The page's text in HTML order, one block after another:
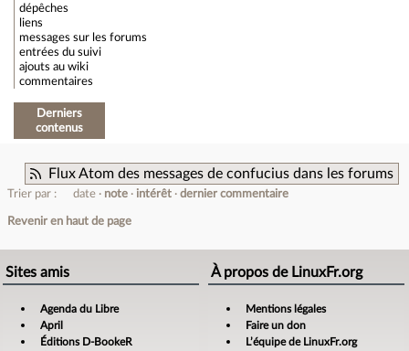
dépêches
liens
messages sur les forums
entrées du suivi
ajouts au wiki
commentaires
Derniers
contenus
Flux Atom des messages de confucius dans les forums
Trier par : date note intérêt dernier commentaire
Revenir en haut de page
Sites amis
Agenda du Libre
April
Éditions D-BookeR
À propos de LinuxFr.org
Mentions légales
Faire un don
L’équipe de LinuxFr.org